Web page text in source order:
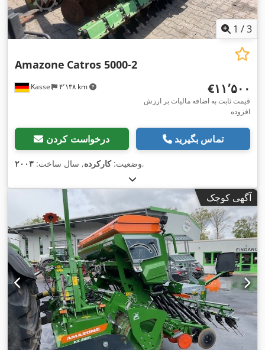
1 /3
Kassel ۴٬۱۳۸ km
Amazone Catros 5000-2
‎€۱۱٬۵۰۰
قیمت ثابت به اضافه مالیات بر ارزش
افزوده
درخواست کردن تماس بگیرید
وضعیت:کارکرده, سال ساخت: ۲۰۰۳ ,
آگهی کوچک